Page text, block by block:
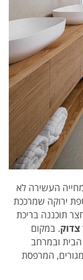
העשירה לא
ירוקה שמרככת
תוכננה בריכת
צדוק. במקום
ובמרחב
המרפסת